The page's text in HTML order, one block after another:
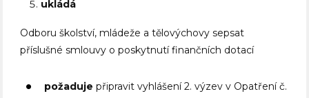
ukládá
Odboru školství, mládeže a tělovýchovy sepsat
příslušné smlouvy o poskytnutí finančních dotací
požadujepřipravit vyhlášení 2. výzev v Opatření č.